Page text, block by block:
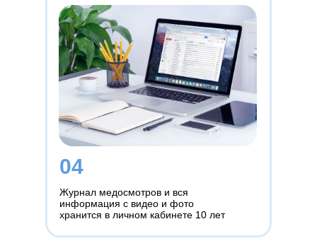
Журнал медосмотров и вся
информация с видео и фото
хранится в личном кабинете 10 лет
04